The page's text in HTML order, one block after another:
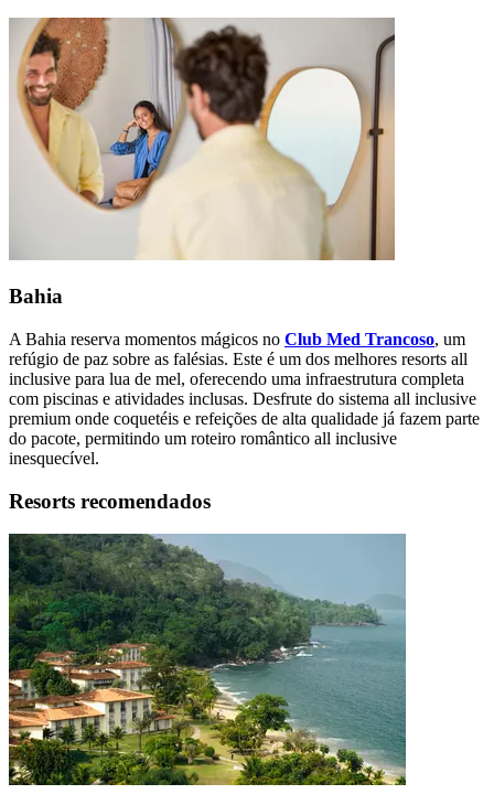
Bahia
A Bahia reserva momentos mágicos no Club Med Trancoso, um
refúgio de paz sobre as falésias. Este é um dos melhores resorts all
inclusive para lua de mel, oferecendo uma infraestrutura completa
com piscinas e atividades inclusas. Desfrute do sistema all inclusive
premium onde coquetéis e refeições de alta qualidade já fazem parte
do pacote, permitindo um roteiro romântico all inclusive
inesquecível.
Resorts recomendados